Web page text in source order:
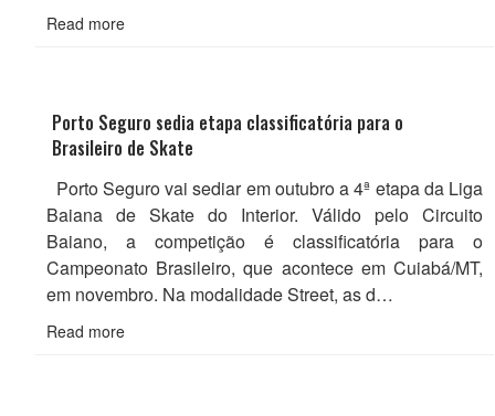
Read more
Porto Seguro sedia etapa classificatória para o
Brasileiro de Skate
Porto Seguro vai sediar em outubro a 4ª etapa da Liga
Baiana de Skate do Interior. Válido pelo Circuito
Baiano, a competição é classificatória para o
Campeonato Brasileiro, que acontece em Cuiabá/MT,
em novembro. Na modalidade Street, as d…
Read more